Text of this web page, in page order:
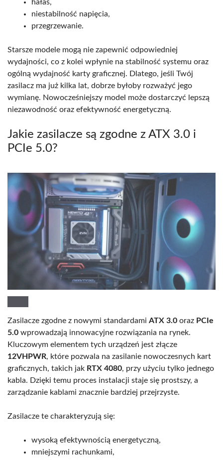
hałas,
niestabilność napięcia,
przegrzewanie.
Starsze modele mogą nie zapewnić odpowiedniej
wydajności, co z kolei wpłynie na stabilność systemu oraz
ogólną wydajność karty graficznej. Dlatego, jeśli Twój
zasilacz ma już kilka lat, dobrze byłoby rozważyć jego
wymianę. Nowocześniejszy model może dostarczyć lepszą
niezawodność oraz efektywność energetyczną.
Jakie zasilacze są zgodne z ATX 3.0 i
PCIe 5.0?
Zasilacze zgodne z nowymi standardami ATX 3.0 oraz PCIe
5.0 wprowadzają innowacyjne rozwiązania na rynek.
Kluczowym elementem tych urządzeń jest złącze
12VHPWR, które pozwala na zasilanie nowoczesnych kart
graficznych, takich jak RTX 4080, przy użyciu tylko jednego
kabla. Dzięki temu proces instalacji staje się prostszy, a
zarządzanie kablami znacznie bardziej przejrzyste.
Zasilacze te charakteryzują się:
wysoką efektywnością energetyczną,
mniejszymi rachunkami,